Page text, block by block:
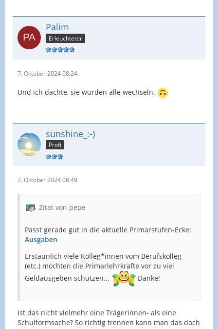
Palim
Erleuchteter
7. Oktober 2024 08:24
Und ich dachte, sie würden alle wechseln.
sunshine_:-)
Profi
7. Oktober 2024 08:49
Zitat von pepe
Passt gerade gut in die aktuelle Primarstufen-Ecke:
Ausgaben
Erstaunlich viele Kolleg*innen vom Berufskolleg
(etc.) möchten die Primarlehrkräfte vor zu viel
Geldausgeben schützen...
Danke!
Ist das nicht vielmehr eine Trägerinnen- als eine
Schulformsache? So richtig trennen kann man das doch